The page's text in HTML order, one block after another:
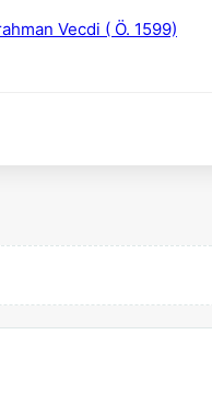
Vecdi ( Ö. 1599)